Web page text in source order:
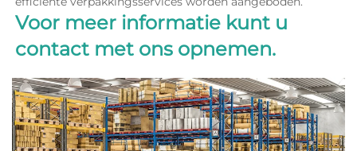
Voor meer informatie kunt u
contact met ons opnemen.